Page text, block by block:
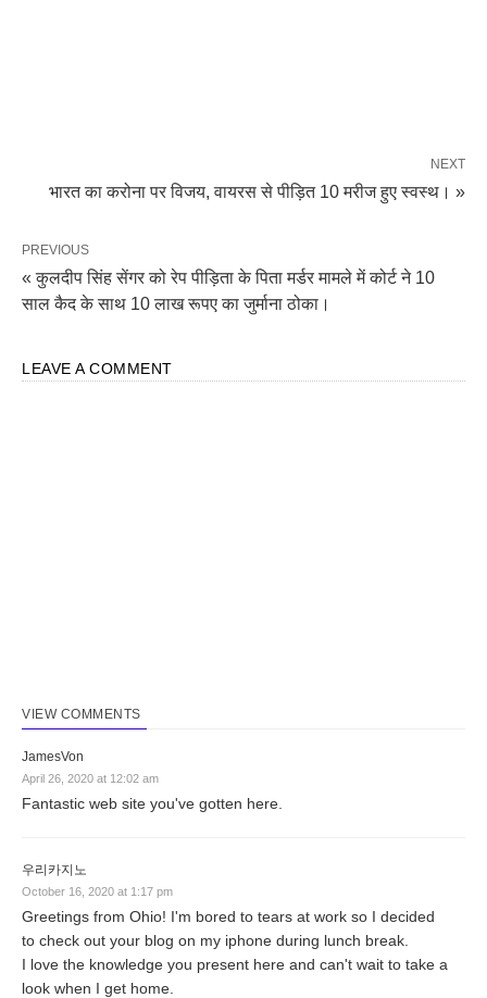
NEXT
भारत का करोना पर विजय, वायरस से पीड़ित 10 मरीज हुए स्वस्थ। »
PREVIOUS
« कुलदीप सिंह सेंगर को रेप पीड़िता के पिता मर्डर मामले में कोर्ट ने 10
साल कैद के साथ 10 लाख रूपए का जुर्माना ठोका।
LEAVE A COMMENT
VIEW COMMENTS
JamesVon
April 26, 2020 at 12:02 am
Fantastic web site you've gotten here.
우리카지노
October 16, 2020 at 1:17 pm
Greetings from Ohio! I'm bored to tears at work so I decided
to check out your blog on my iphone during lunch break.
I love the knowledge you present here and can't wait to take a
look when I get home.